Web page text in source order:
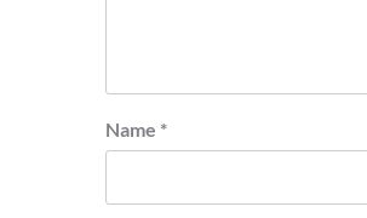
Name *